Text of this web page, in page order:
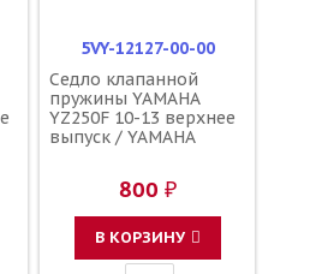
5VY-12127-00-00
Седло клапанной
пружины YAMAHA
YZ250F 10-13 верхнее
выпуск / YAMAHA
800 ₽
В КОРЗИНУ